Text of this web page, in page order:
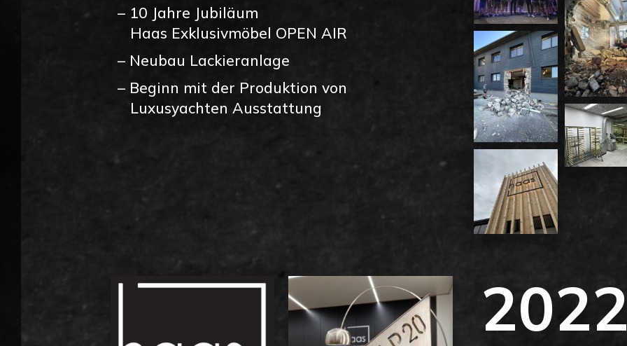
– 10 Jahre Jubiläum
Haas Exklusivmöbel OPEN AIR
– Neubau Lackieranlage
– Beginn mit der Produktion von
Luxusyachten Ausstattung